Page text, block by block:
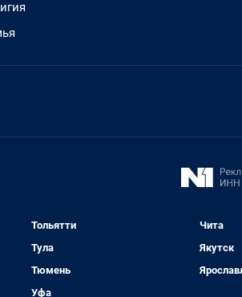
Тольятти
Тула
Тюмень
Уфа
Чита
Якутск